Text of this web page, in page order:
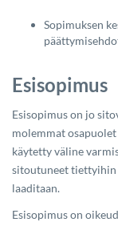
Sopimuksen
Esisopimus
Esisopimus on jo
molemmat
käytetty väline
sitoutuneet tiettyihin
laaditaan.
Esisopimus on